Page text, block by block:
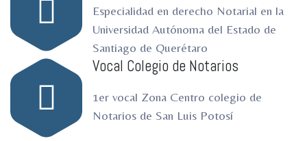
Especialidad en derecho Notarial en la
Universidad Autónoma del Estado de
Santiago de Querétaro
Vocal Colegio de Notarios
1er vocal Zona Centro colegio de
Notarios de San Luis Potosí